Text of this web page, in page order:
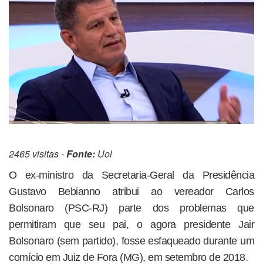
2465 visitas -Fonte: Uol
O ex-ministro da Secretaria-Geral da Presidência
Gustavo Bebianno atribui ao vereador Carlos
Bolsonaro (PSC-RJ) parte dos problemas que
permitiram que seu pai, o agora presidente Jair
Bolsonaro (sem partido), fosse esfaqueado durante um
comício em Juiz de Fora (MG), em setembro de 2018.